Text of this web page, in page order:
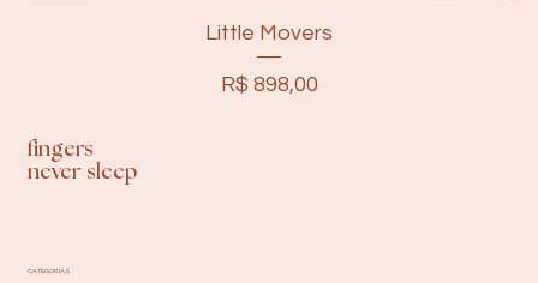
Little Movers
Preço
R$ 898,00
fingers
never sleep
CATEGORIAS